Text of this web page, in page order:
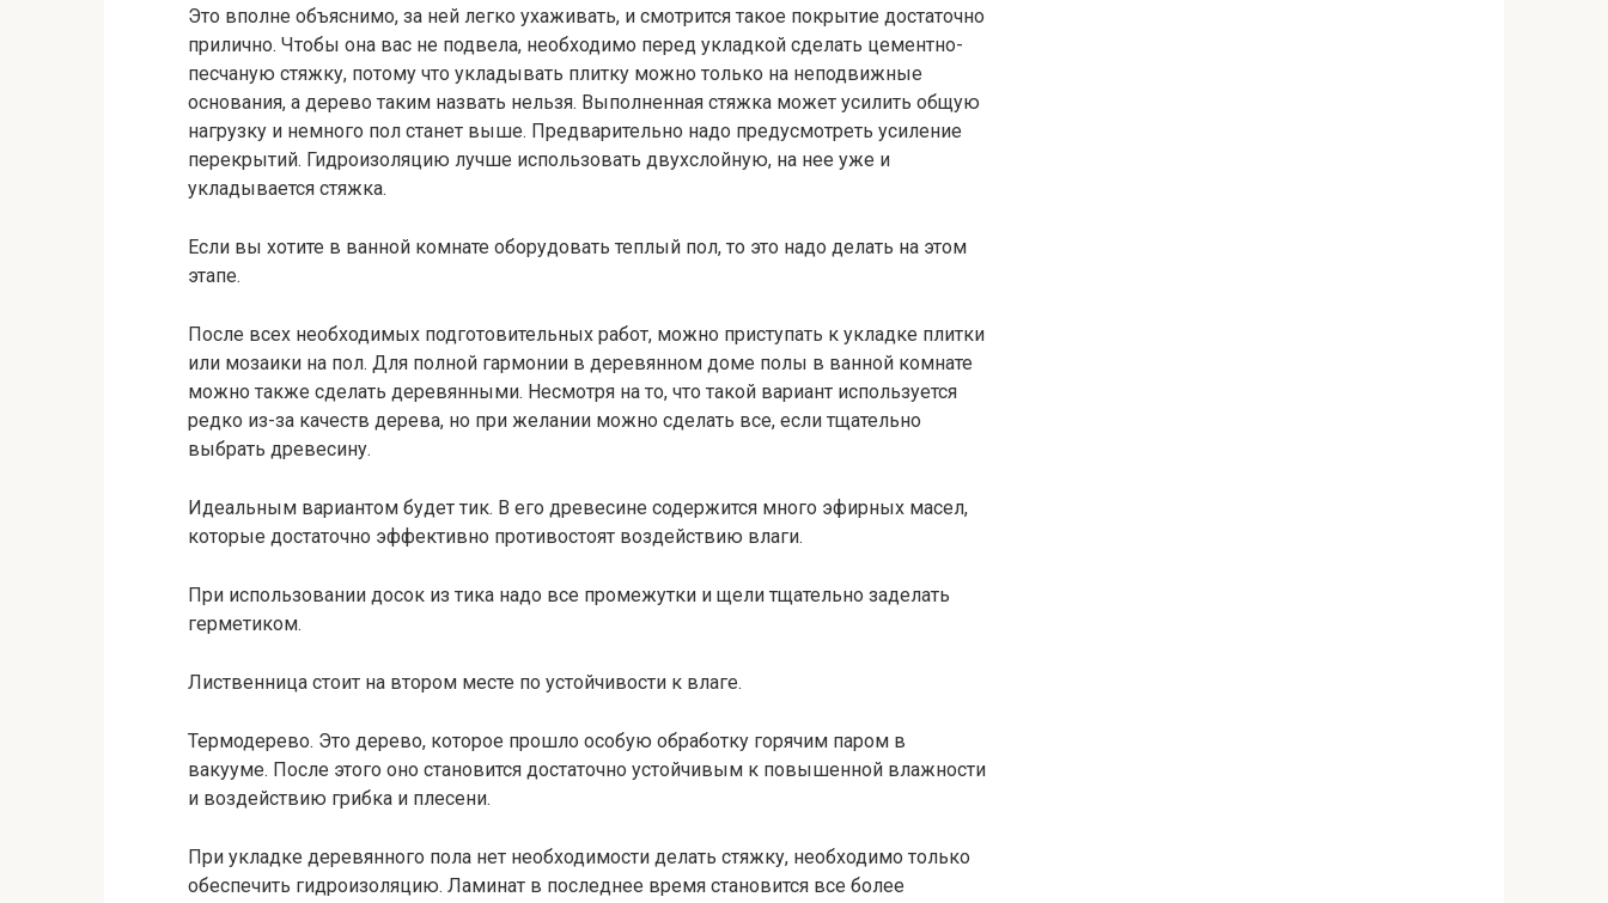
Это вполне объяснимо, за ней легко ухаживать, и смотрится такое покрытие достаточно
прилично. Чтобы она вас не подвела, необходимо перед укладкой сделать цементно-
песчаную стяжку, потому что укладывать плитку можно только на неподвижные
основания, а дерево таким назвать нельзя. Выполненная стяжка может усилить общую
нагрузку и немного пол станет выше. Предварительно надо предусмотреть усиление
перекрытий. Гидроизоляцию лучше использовать двухслойную, на нее уже и
укладывается стяжка.
Если вы хотите в ванной комнате оборудовать теплый пол, то это надо делать на этом
этапе.
После всех необходимых подготовительных работ, можно приступать к укладке плитки
или мозаики на пол. Для полной гармонии в деревянном доме полы в ванной комнате
можно также сделать деревянными. Несмотря на то, что такой вариант используется
редко из-за качеств дерева, но при желании можно сделать все, если тщательно
выбрать древесину.
Идеальным вариантом будет тик. В его древесине содержится много эфирных масел,
которые достаточно эффективно противостоят воздействию влаги.
При использовании досок из тика надо все промежутки и щели тщательно заделать
герметиком.
Лиственница стоит на втором месте по устойчивости к влаге.
Термодерево. Это дерево, которое прошло особую обработку горячим паром в
вакууме. После этого оно становится достаточно устойчивым к повышенной влажности
и воздействию грибка и плесени.
При укладке деревянного пола нет необходимости делать стяжку, необходимо только
обеспечить гидроизоляцию. Ламинат в последнее время становится все более